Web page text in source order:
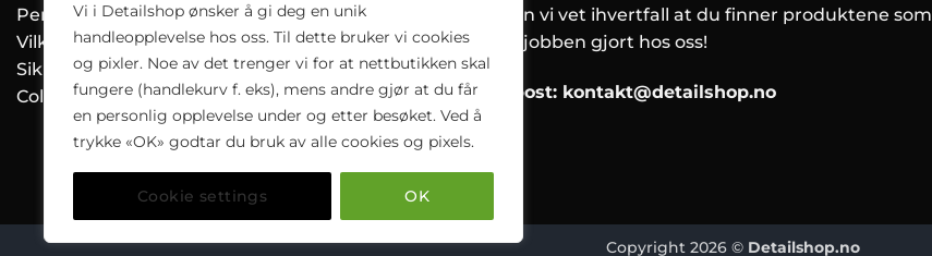
Vi i Detailshop ønsker å gi deg en unik
handleopplevelse hos oss. Til dette bruker vi cookies
og pixler. Noe av det trenger vi for at nettbutikken skal
fungere (handlekurv f. eks), mens andre gjør at du får
en personlig opplevelse under og etter besøket. Ved å
trykke «OK» godtar du bruk av alle cookies og pixels.
Cookie settings OK
Personvernerklæring
Vilkår og Betingelser
Sikkerhetsdatablad
Colourlock.no
men vi vet ihvertfall at du finner produktene som
får jobben gjort hos oss!
E-post: kontakt@detailshop.no
Copyright 2026 © Detailshop.no